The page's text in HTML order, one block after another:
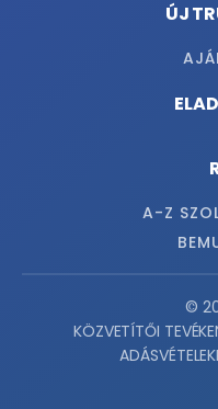
ÚJ
A-Z
©
KÖZVETÍTŐI